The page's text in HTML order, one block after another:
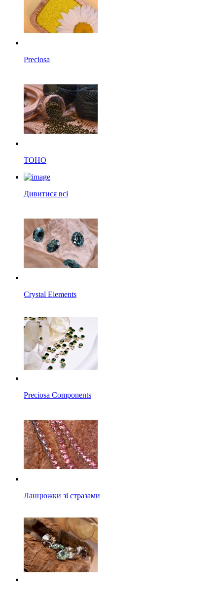
Preciosa
TOHO
Дивитися всі
Crystal Elements
Preciosa Components
Ланцюжки зі стразами